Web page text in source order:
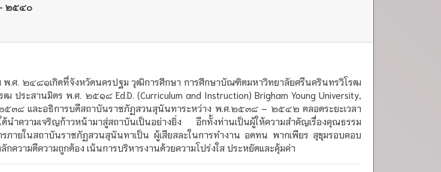
๒๕๔๐
๒๔๘๑เกิดที่จังหวัดนครปฐม วุฒิการศึกษา การศึกษาบัณฑิตมหาวิทยาลัยศรีนครินทรวิโรฒ
ะสานมิตร พ.ศ. ๒๕๑๘ Ed.D. (Curriculum and Instruction) Brigham Young University,
๓๘ และอธิการบดีสถาบันราชภัฏสวนสุนันทาระหว่าง พ.ศ.๒๕๓๘ – ๒๕๔๒ ตลอดระยะเวลา
ามเจริญก้าวหน้ามาสู่สถาบันเป็นอย่างยิ่ง อีกทั้งท่านเป็นผู้ให้ความสำคัญเรื่องคุณธรรม
ภายในสถาบันราชภัฏสวนสุนันทาเป็น ผู้เสียสละในการทำงาน อดทน พากเพียร สุขุมรอบคอบ
วามดีความถูกต้อง เน้นการบริหารงานด้วยความโปร่งใส ประหยัดและคุ้มค่า